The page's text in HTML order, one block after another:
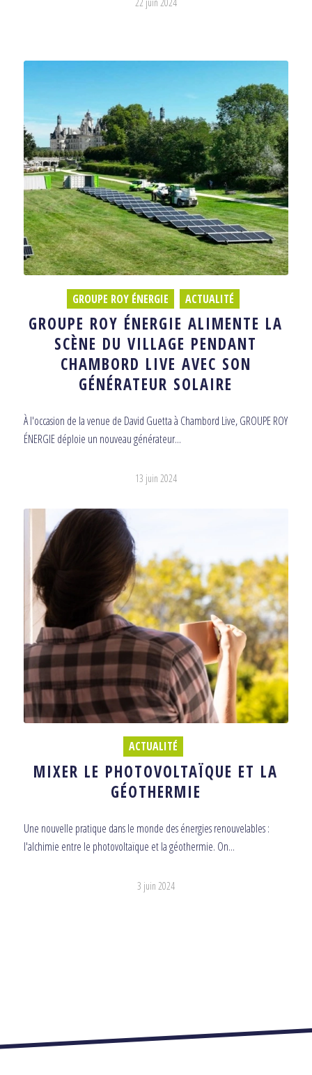
GROUPE ROY ÉNERGIE ACTUALITÉ
GROUPE ROY ÉNERGIE ALIMENTE LA
SCÈNE DU VILLAGE PENDANT
CHAMBORD LIVE AVEC SON
GÉNÉRATEUR SOLAIRE
À l'occasion de la venue de David Guetta à Chambord Live, GROUPE ROY
ÉNERGIE déploie un nouveau générateur...
13 juin 2024
ACTUALITÉ
MIXER LE PHOTOVOLTAÏQUE ET LA
GÉOTHERMIE
Une nouvelle pratique dans le monde des énergies renouvelables :
l'alchimie entre le photovoltaïque et la géothermie. On...
3 juin 2024